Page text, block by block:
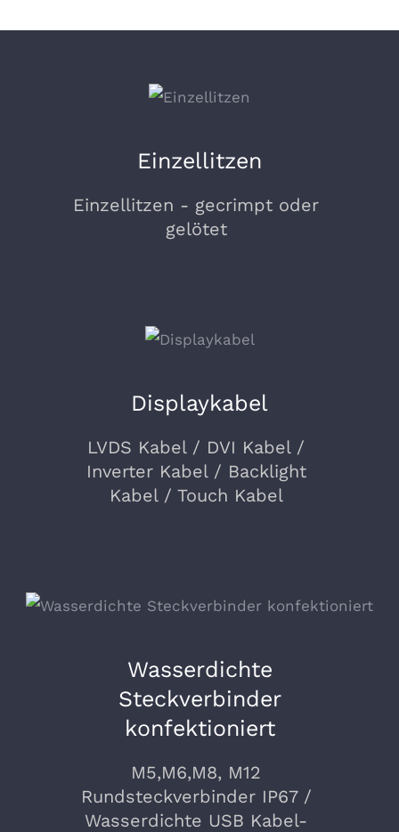
Einzellitzen
Einzellitzen - gecrimpt oder
gelötet
Displaykabel
LVDS Kabel / DVI Kabel /
Inverter Kabel / Backlight
Kabel / Touch Kabel
Wasserdichte
Steckverbinder
konfektioniert
M5,M6,M8, M12
Rundsteckverbinder IP67 /
Wasserdichte USB Kabel-